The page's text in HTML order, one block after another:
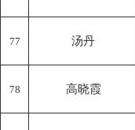
77 汤丹
78 高晓霞